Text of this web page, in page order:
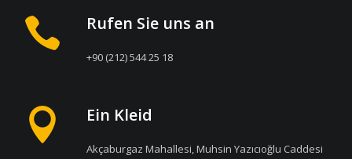
Rufen Sie uns an
+90 (212) 544 25 18
Ein Kleid
Akçaburgaz Mahallesi, Muhsin Yazıcıoğlu Caddesi